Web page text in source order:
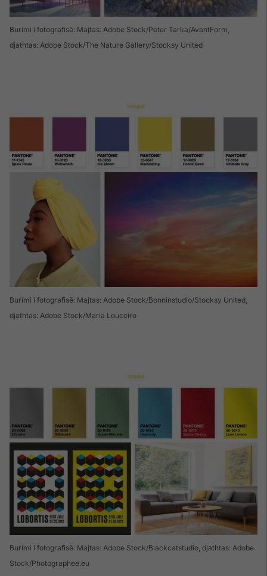
Burimi i fotografisë: Majtas: Adobe Stock/Peter Tarka/AvantForm,
djathtas: Adobe Stock/The Nature Gallery/Stocksy United
Burimi i fotografisë: Majtas: Adobe Stock/Bonninstudio/Stocksy United,
djathtas: Adobe Stock/Maria Louceiro
Burimi i fotografisë: Majtas: Adobe Stock/Blackcatstudio, djathtas: Adobe
Stock/Photographee.eu